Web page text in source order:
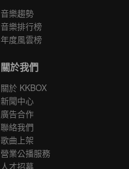
音樂趨勢
音樂排行榜
年度風雲榜
關於我們
關於 KKBOX
新聞中心
廣告合作
聯絡我們
歌曲上架
營業公播服務
人才招募